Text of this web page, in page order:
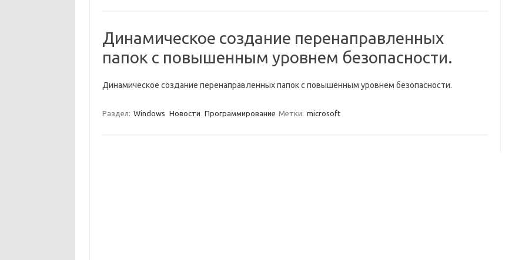
Динамическое создание перенаправленных
папок c повышенным уровнем безопасности.
Динамическое создание перенаправленных папок c повышенным уровнем безопасности.
Раздел: Windows Новости Программирование Метки: microsoft